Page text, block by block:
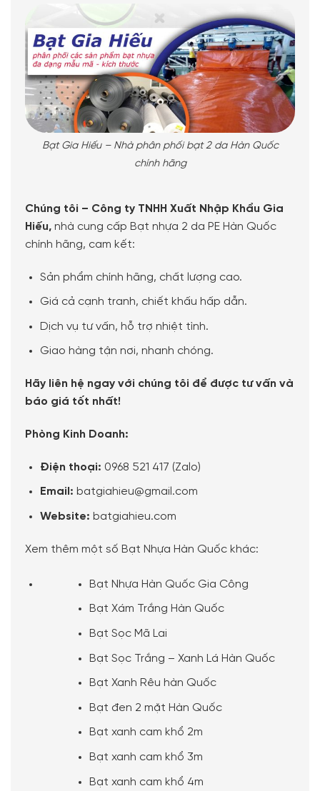
Bạt Gia Hiếu – Nhà phân phối bạt 2 da Hàn Quốc
chính hãng
Chúng tôi – Công ty TNHH Xuất Nhập Khẩu Gia
Hiếu, nhà cung cấp Bạt nhựa 2 da PE Hàn Quốc
chính hãng, cam kết:
Sản phẩm chính hãng, chất lượng cao.
Giá cả cạnh tranh, chiết khấu hấp dẫn.
Dịch vụ tư vấn, hỗ trợ nhiệt tình.
Giao hàng tận nơi, nhanh chóng.
Hãy liên hệ ngay với chúng tôi để được tư vấn và
báo giá tốt nhất!
Phòng Kinh Doanh:
Điện thoại: 0968 521 417 (Zalo)
Email: batgiahieu@gmail.com
Website: batgiahieu.com
Xem thêm một số Bạt Nhựa Hàn Quốc khác:
Bạt Nhựa Hàn Quốc Gia Công
Bạt Xám Trắng Hàn Quốc
Bạt Sọc Mã Lai
Bạt Sọc Trắng – Xanh Lá Hàn Quốc
Bạt Xanh Rêu hàn Quốc
Bạt đen 2 mặt Hàn Quốc
Bạt xanh cam khổ 2m
Bạt xanh cam khổ 3m
Bạt xanh cam khổ 4m